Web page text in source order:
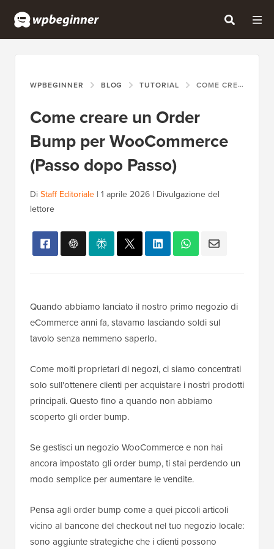
WPBEGINNER BLOG TUTORIAL COME CREARE UN ORDER BUMP PER WOOCOMMERCE (PASSO DOPO PASSO)
Come creare un Order
Bump per WooCommerce
(Passo dopo Passo)
Di Staff Editoriale | 1 aprile 2026 | Divulgazione del
lettore
Quando abbiamo lanciato il nostro primo negozio di
eCommerce anni fa, stavamo lasciando soldi sul
tavolo senza nemmeno saperlo.
Come molti proprietari di negozi, ci siamo concentrati
solo sull'ottenere clienti per acquistare i nostri prodotti
principali. Questo fino a quando non abbiamo
scoperto gli order bump.
Se gestisci un negozio WooCommerce e non hai
ancora impostato gli order bump, ti stai perdendo un
modo semplice per aumentare le vendite.
Pensa agli order bump come a quei piccoli articoli
vicino al bancone del checkout nel tuo negozio locale:
sono aggiunte strategiche che i clienti possono